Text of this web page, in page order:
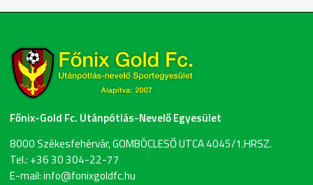
Főnix-Gold Fc. Utánpótlás-Nevelő Egyesület
8000 Székesfehérvár, GOMBÓCLESŐ UTCA 4045/1.HRSZ.
Tel.: +36 30 304-22-77
E-mail: info@fonixgoldfc.hu